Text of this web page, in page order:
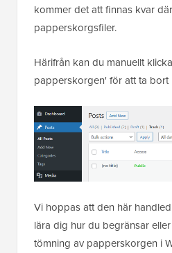
kommer det att finnas kvar
papperskorgsfiler.
Härifrån kan du manuellt
papperskorgen' för att ta bort
Vi hoppas att den här
lära dig hur du begränsar
tömning av papperskorgen i